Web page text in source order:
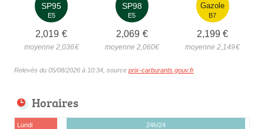
SP95
E5
2,019 €
moyenne 2,036€
SP98
E5
2,069 €
moyenne 2,060€
Gazole
B7
2,199 €
moyenne 2,149€
Relevés du 05/08/2026 à 10:34, source prix-carburants.gouv.fr
Horaires
Lundi
24h/24